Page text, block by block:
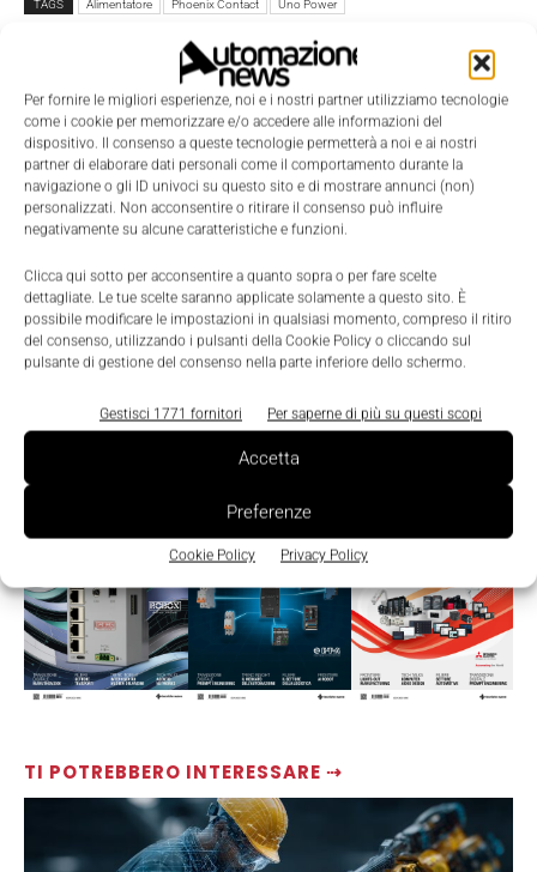
Per fornire le migliori esperienze, noi e i nostri partner utilizziamo tecnologie
come i cookie per memorizzare e/o accedere alle informazioni del
dispositivo. Il consenso a queste tecnologie permetterà a noi e ai nostri
partner di elaborare dati personali come il comportamento durante la
navigazione o gli ID univoci su questo sito e di mostrare annunci (non)
personalizzati. Non acconsentire o ritirare il consenso può influire
negativamente su alcune caratteristiche e funzioni.
Clicca qui sotto per acconsentire a quanto sopra o per fare scelte
dettagliate. Le tue scelte saranno applicate solamente a questo sito. È
possibile modificare le impostazioni in qualsiasi momento, compreso il ritiro
del consenso, utilizzando i pulsanti della Cookie Policy o cliccando sul
pulsante di gestione del consenso nella parte inferiore dello schermo.
Gestisci 1771 fornitori Per saperne di più su questi scopi
Accetta
Preferenze
Cookie Policy Privacy Policy
LEGGI LA RIVISTA ⇢
TI POTREBBERO INTERESSARE ⇢
TAGS Alimentatore Phoenix Contact Uno Power